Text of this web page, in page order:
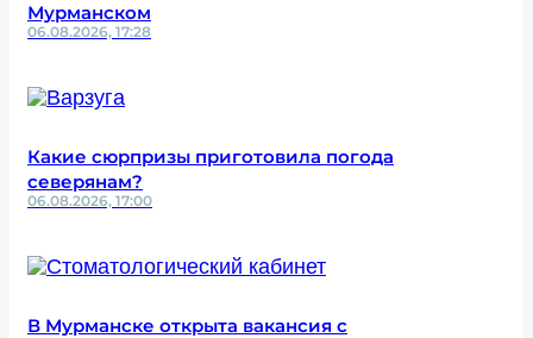
Мурманском
06.08.2026, 17:28
Какие сюрпризы приготовила погода
северянам?
06.08.2026, 17:00
В Мурманске открыта вакансия с